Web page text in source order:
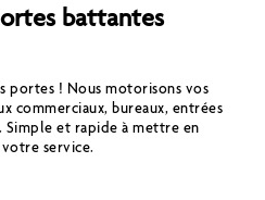
battantes
portes ! Nous motorisons vos
commerciaux, bureaux, entrées
Simple et rapide à mettre en
service.